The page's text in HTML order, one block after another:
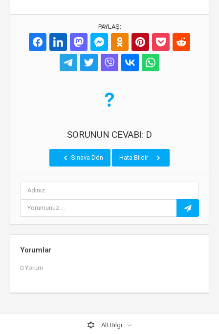
PAYLAŞ:
SORUNUN CEVABI: D
Sınava Dön Hata Bildir
Yorumlar
0 Yorum
Alt Bilgi